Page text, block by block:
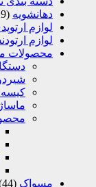
دهانشویه (19)
لوازم
لوازم
محصولات
کیسه
مسواک (44)